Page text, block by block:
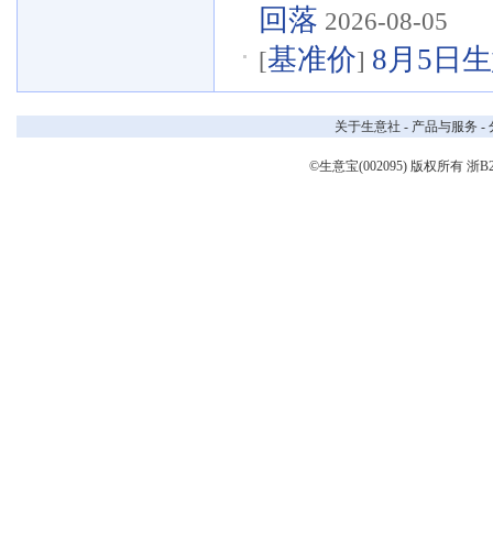
回落 2026-08-05
[基准价] 8月5日
关于生意社 - 产品与服务 -
©生意宝(002095) 版权所有 浙